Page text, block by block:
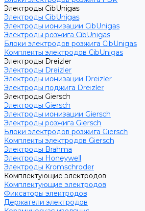
Электроды CibUnigas
Электроды CibUnigas
Электроды ионизации CibUnigas
Электроды розжига CibUnigas
Блоки электродов розжига CibUnigas
Комплекты электродов CibUnigas
Электроды Dreizler
Электроды Dreizler
Электроды ионизации Dreizler
Электроды поджига Dreizler
Электроды Giersch
Электроды Giersch
Электроды ионизации Giersch
Электроды розжига Giersch
Блоки электродов розжига Giersch
Комплекты электродов Giersch
Электроды Brahma
Электроды Honeywell
Электроды Kromschroder
Комплектующие электродов
Комплектующие электродов
Фиксаторы электродов
Держатели электродов